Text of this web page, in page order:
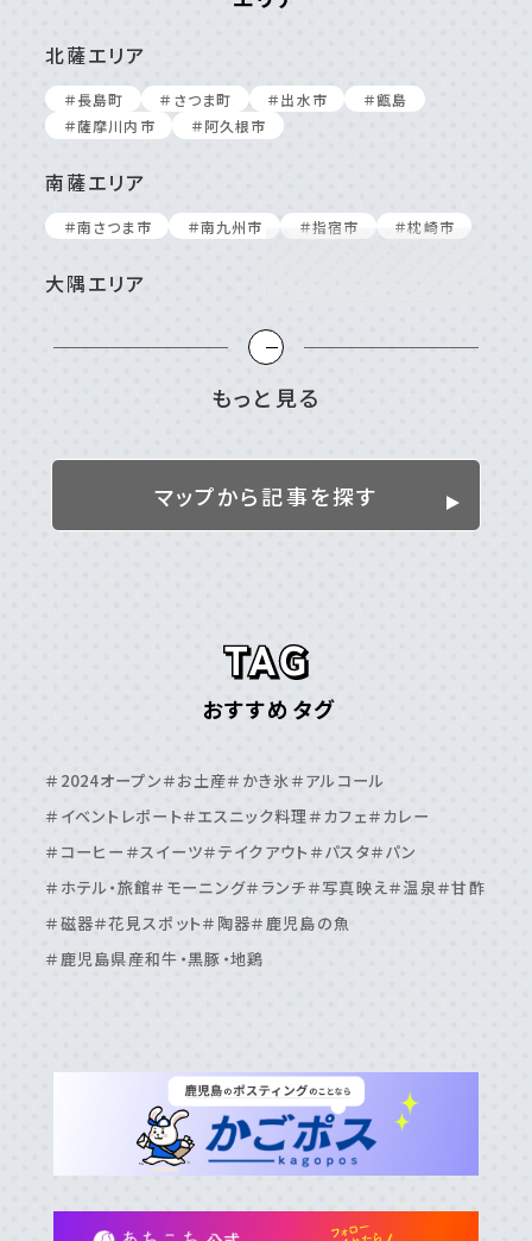
もっと見る
北薩エリア
＃⻑島町 ＃さつま町 ＃出⽔市
＃甑島
＃薩摩川内市
＃阿久根市
南薩エリア
＃南さつま市 ＃南九州市 ＃指宿市 ＃枕崎市
大隅エリア
＃⿅屋市
＃垂⽔市
＃志布志市 ＃曽於市
＃肝付町
離島
＃伊集院周辺
＃吉⽥・吉野周辺
＃天⽂館周辺
＃桜島周辺
＃鴨池・与次郎周辺 ＃鹿児島駅周辺
マップから記事を探す
おすすめタグ
＃2024オープン＃お土産＃かき氷 ＃アルコール
＃イベントレポート＃エスニック料理 ＃カフェ＃カレー
＃コーヒー ＃スイーツ＃テイクアウト ＃パスタ＃パン
＃ホテル・旅館＃モーニング＃ランチ＃写真映え ＃温泉＃甘酢
＃磁器＃花見スポット＃陶器＃鹿児島の魚
＃鹿児島県産和牛・黒豚・地鶏